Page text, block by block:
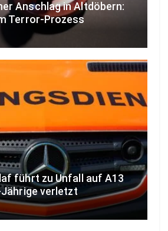
Anschlag in Altdöbern:
Terror-Prozess
führt zu Unfall auf A13
Jährige verletzt